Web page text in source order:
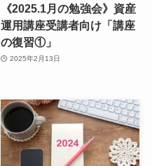
《2025.1月の勉強会》資産
運用講座受講者向け「講座
の復習①」
2025年2月13日